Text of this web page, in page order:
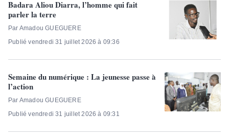
Badara Aliou Diarra, l’homme qui fait
parler la terre
Par Amadou GUEGUERE
Publié vendredi 31 juillet 2026 à 09:36
Semaine du numérique : La jeunesse passe à
l’action
Par Amadou GUEGUERE
Publié vendredi 31 juillet 2026 à 09:31